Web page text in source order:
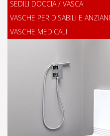
SEDILI DOCCIA / VASCA
VASCHE PER DISABILI E ANZIANI
VASCHE MEDICALI